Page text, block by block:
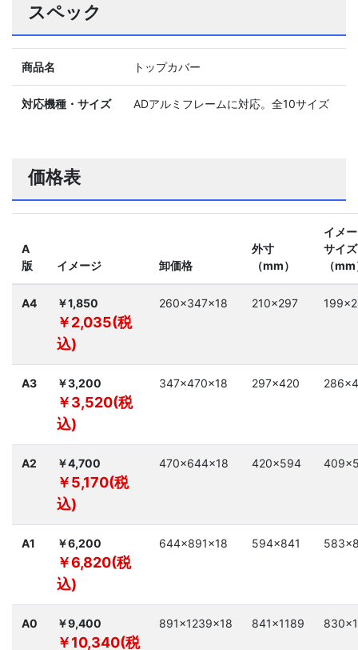
スペック
商品名 トップカバー
対応機種・サイズ ADアルミフレームに対応。全10サイズ
価格表
A
版
イメージ 卸価格
外寸
（mm）
イメ
サイズ
（
A4 ￥1,850
￥2,035(税
込)
260×347×18 210×297
A3 ￥3,200
￥3,520(税
込)
347×470×18 297×420
A2 ￥4,700
￥5,170(税
込)
470×644×18 420×594
A1 ￥6,200
￥6,820(税
込)
644×891×18 594×841
A0 ￥9,400
￥10,340(税
891×1239×18 841×1189